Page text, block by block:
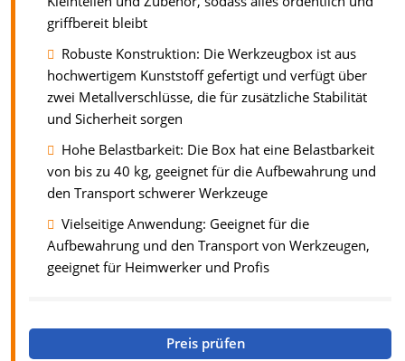
griffbereit bleibt
Robuste Konstruktion: Die Werkzeugbox ist aus
hochwertigem Kunststoff gefertigt und verfügt über
zwei Metallverschlüsse, die für zusätzliche Stabilität
und Sicherheit sorgen
Hohe Belastbarkeit: Die Box hat eine Belastbarkeit
von bis zu 40 kg, geeignet für die Aufbewahrung und
den Transport schwerer Werkzeuge
Vielseitige Anwendung: Geeignet für die
Aufbewahrung und den Transport von Werkzeugen,
geeignet für Heimwerker und Profis
Preis prüfen